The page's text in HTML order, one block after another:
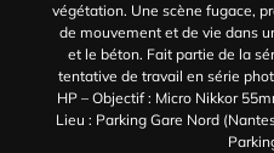
végétation. Une scène fugace,
de mouvement et de vie dans
et le béton. Fait partie de la
tentative de travail en série
HP – Objectif : Micro Nikkor
Lieu : Parking Gare Nord